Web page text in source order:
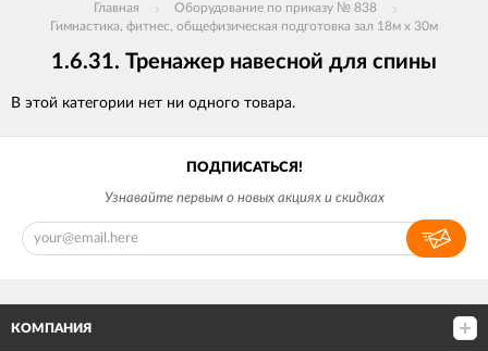
Главная
Оборудование по приказу № 838
Гимнастика, фитнес, общефизическая подготовка зал 18м х 30м
1.6.31. Тренажер навесной для спины
В этой категории нет ни одного товара.
ПОДПИСАТЬСЯ!
Узнавайте первым о новых акциях и скидках
КОМПАНИЯ